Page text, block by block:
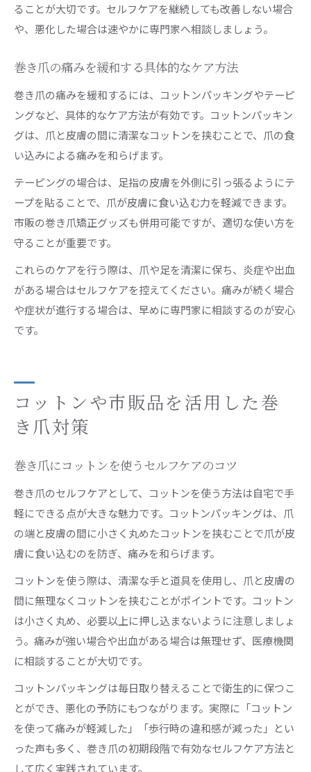
ることが大切です。セルフケアを継続しても改善しない場合
や、悪化した場合は速やかに専門家へ相談しましょう。
巻き爪の痛みを緩和する具体的なケア方法
巻き爪の痛みを緩和するには、コットンパッキングやテーピ
ングなど、具体的なケア方法が有効です。コットンパッキン
グは、爪と皮膚の間に清潔なコットンを挟むことで、爪の食
い込みによる痛みを和らげます。
テーピングの場合は、足指の皮膚を外側に引っ張るようにテ
ープを貼ることで、爪が皮膚に食い込む力を軽減できます。
市販の巻き爪矯正グッズも併用可能ですが、適切な使い方を
守ることが重要です。
これらのケアを行う際は、爪や足を清潔に保ち、炎症や出血
がある場合はセルフケアを控えてください。痛みが続く場合
や症状が進行する場合は、早めに専門家に相談するのが安心
です。
コットンや市販品を活用した巻
き爪対策
巻き爪にコットンを使うセルフケアのコツ
巻き爪のセルフケアとして、コットンを使う方法は自宅で手
軽にできる点が大きな魅力です。コットンパッキングは、爪
の端と皮膚の間に小さく丸めたコットンを挟むことで爪が皮
膚に食い込むのを防ぎ、痛みを和らげます。
コットンを使う際は、清潔な手と道具を使用し、爪と皮膚の
間に無理なくコットンを挟むことがポイントです。コットン
は小さく丸め、必要以上に押し込まないように注意しましょ
う。痛みが強い場合や出血がある場合は無理せず、医療機関
に相談することが大切です。
コットンパッキングは毎日取り替えることで衛生的に保つこ
とができ、悪化の予防にもつながります。実際に「コットン
を使って痛みが軽減した」「歩行時の違和感が減った」とい
った声も多く、巻き爪の初期段階で有効なセルフケア方法と
して広く実践されています。